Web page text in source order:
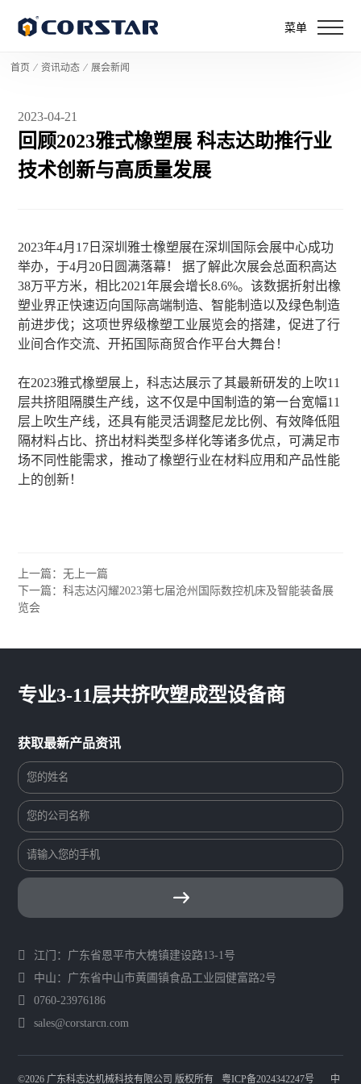
菜单
首页 ⁄资讯动态 ⁄展会新闻
2023-04-21
回顾2023雅式橡塑展 科志达助推行业
技术创新与高质量发展
2023年4月17日深圳雅士橡塑展在深圳国际会展中心成功
举办，于4月20日圆满落幕！ 据了解此次展会总面积高达
38万平方米，相比2021年展会增长8.6%。该数据折射出橡
塑业界正快速迈向国际高端制造、智能制造以及绿色制造
前进步伐；这项世界级橡塑工业展览会的搭建，促进了行
业间合作交流、开拓国际商贸合作平台大舞台！
在2023雅式橡塑展上，科志达展示了其最新研发的上吹11
层共挤阻隔膜生产线，这不仅是中国制造的第一台宽幅11
层上吹生产线，还具有能灵活调整尼龙比例、有效降低阻
隔材料占比、挤出材料类型多样化等诸多优点，可满足市
场不同性能需求，推动了橡塑行业在材料应用和产品性能
上的创新！
上一篇：无上一篇
下一篇：科志达闪耀2023第七届沧州国际数控机床及智能装备展
览会
专业3-11层共挤吹塑成型设备商
获取最新产品资讯
江门：广东省恩平市大槐镇建设路13-1号
中山：广东省中山市黄圃镇食品工业园健富路2号
0760-23976186
sales@corstarcn.com
©2026 广东科志达机械科技有限公司 版权所有 粤ICP备2024342247号 中